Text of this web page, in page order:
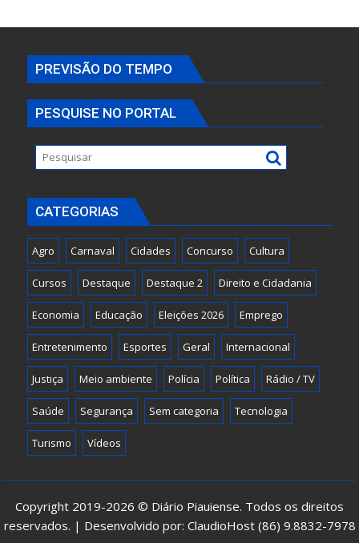
PREVISÃO DO TEMPO
PESQUISE NO PORTAL
CATEGORIAS
Agro Carnaval Cidades Concurso Cultura
Cursos Destaque Destaque 2 Direito e Cidadania
Economia Educação Eleições 2026 Emprego
Entretenimento Esportes Geral Internacional
Justiça Meio ambiente Polícia Política Rádio / TV
Saúde Segurança Sem categoria Tecnologia
Turismo Vídeos
Copyright 2019-2026 © Diário Piauiense. Todos os direitos
reservados. | Desenvolvido por: ClaudioHost (86) 9.8832-7978